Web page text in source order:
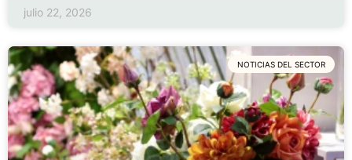
julio 22, 2026
NOTICIAS DEL SECTOR